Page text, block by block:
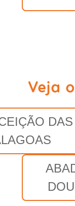
Veja
DAS